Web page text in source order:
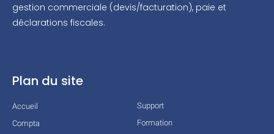
gestion commerciale (devis/facturation), paie et
déclarations fiscales.
Plan du site
Accueil
Compta
Support
Formation